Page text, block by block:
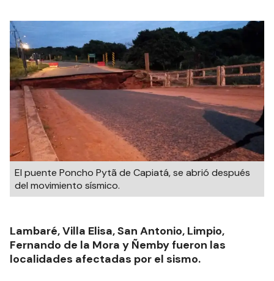
El puente Poncho Pytã de Capiatá, se abrió después
del movimiento sísmico.
Lambaré, Villa Elisa, San Antonio, Limpio,
Fernando de la Mora y Ñemby fueron las
localidades afectadas por el sismo.